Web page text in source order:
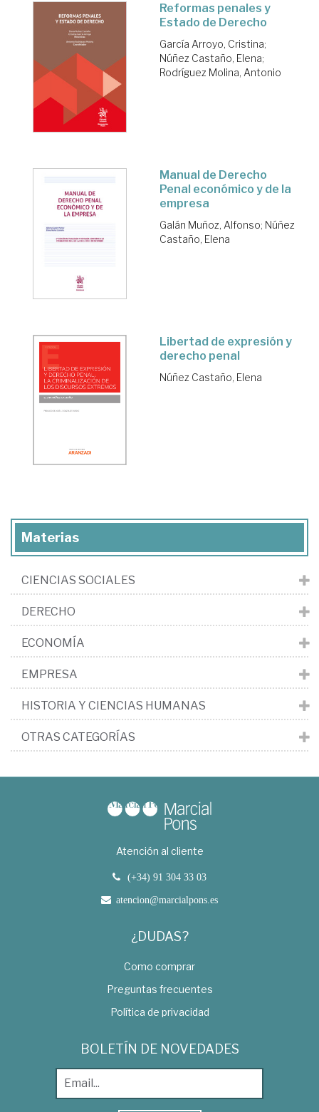
Reformas penales y
Estado de Derecho
García Arroyo, Cristina;
Núñez Castaño, Elena;
Rodríguez Molina, Antonio
Manual de Derecho
Penal económico y de la
empresa
Galán Muñoz, Alfonso; Núñez
Castaño, Elena
Libertad de expresión y
derecho penal
Núñez Castaño, Elena
Materias
CIENCIAS SOCIALES
DERECHO
ECONOMÍA
EMPRESA
HISTORIA Y CIENCIAS HUMANAS
OTRAS CATEGORÍAS
Atención al cliente
(+34) 91 304 33 03
atencion@marcialpons.es
¿DUDAS?
Como comprar
Preguntas frecuentes
Política de privacidad
BOLETÍN DE NOVEDADES